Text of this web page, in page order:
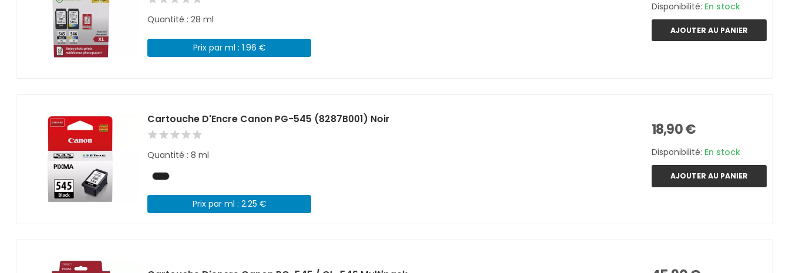
Quantité : 28 ml
Prix par ml : 1.96 €
Disponibilité: En stock
AJOUTER AU PANIER
Cartouche D'Encre Canon PG-545 (8287B001) Noir
Quantité : 8 ml
Prix par ml : 2.25 €
18,90 €
Disponibilité: En stock
AJOUTER AU PANIER